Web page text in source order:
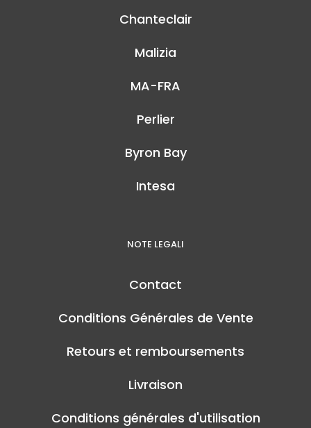
Chanteclair
Malizia
MA-FRA
Perlier
Byron Bay
Intesa
NOTE LEGALI
Contact
Conditions Générales de Vente
Retours et remboursements
Livraison
Conditions générales d'utilisation